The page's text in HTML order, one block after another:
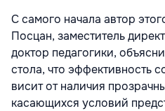
С самого начала автор
Посцан, заместитель
доктор педагогики,
стола, что эффективность
висит от наличия
касающихся условий